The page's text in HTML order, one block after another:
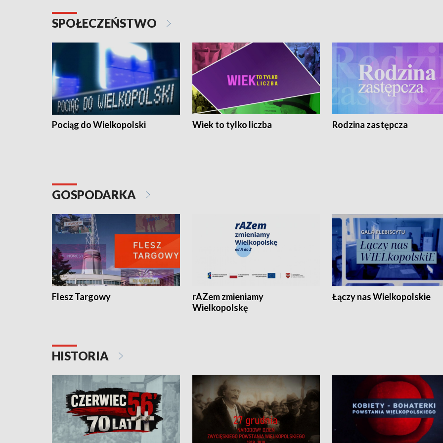
SPOŁECZEŃSTWO
Pociąg do Wielkopolski Wiek to tylko liczba Rodzina zastępcza
GOSPODARKA
Flesz Targowy
rAZem zmieniamy
Wielkopolskę
Łączy nas Wielkopolskie
HISTORIA